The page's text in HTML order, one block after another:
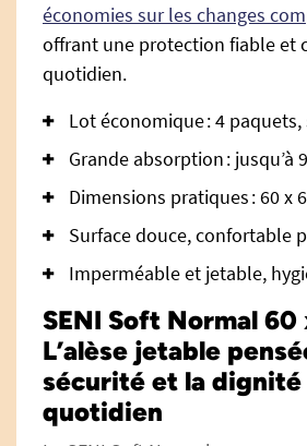
économies sur les changes
offrant une protection fiable et
quotidien.
Lot économique : 4 paquets,
Grande absorption : jusqu’à
Dimensions pratiques : 60 x
Surface douce, confortable
Imperméable et jetable,
SENI Soft Normal 60
L’alèse jetable
sécurité et la dignité
quotidien